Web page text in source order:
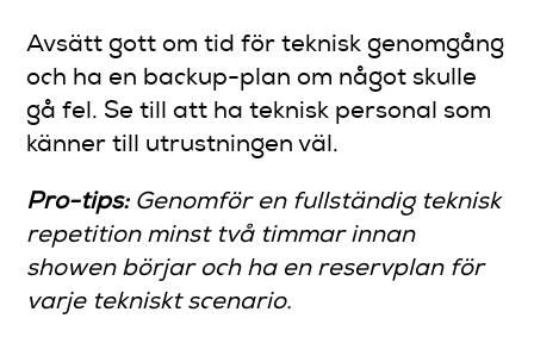
Avsätt gott om tid för teknisk genomgång
och ha en backup-plan om något skulle
gå fel. Se till att ha teknisk personal som
känner till utrustningen väl.
Pro-tips: Genomför en fullständig teknisk
repetition minst två timmar innan
showen börjar och ha en reservplan för
varje tekniskt scenario.